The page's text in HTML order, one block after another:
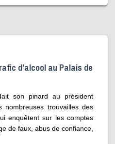
d’alcool au Palais de
son pinard au président
nombreuses trouvailles des
enquêtent sur les comptes
de faux, abus de confiance,